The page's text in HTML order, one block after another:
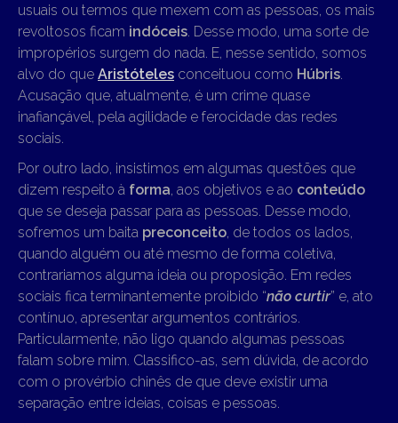
usuais ou termos que mexem com as pessoas, os mais
revoltosos ficam indóceis . Desse modo, uma sorte de
impropérios surgem do nada. E, nesse sentido, somos
alvo do que Aristóteles conceituou como Húbris
Acusação que, atualmente, é um crime quase
inafiançável, pela agilidade e ferocidade das redes
sociais.
Por outro lado, insistimos em algumas questões que
dizem respeito à forma , aos objetivos e ao conteúdo
que se deseja passar para as pessoas. Desse modo,
sofremos um baita preconceito , de todos os lados,
quando alguém ou até mesmo de forma coletiva,
contrariamos alguma ideia ou proposição. Em redes
sociais fica terminantemente proibido “não curtir” e, ato
contínuo, apresentar argumentos contrários.
Particularmente, não ligo quando algumas pessoas
falam sobre mim. Classifico-as, sem dúvida, de acordo
com o provérbio chinês de que deve existir uma
separação entre ideias, coisas e pessoas.